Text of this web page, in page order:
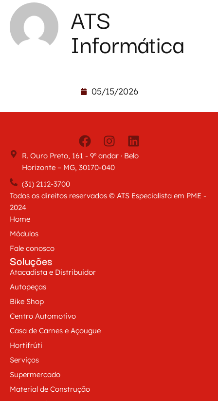
ATS
Informática
05/15/2026
R. Ouro Preto, 161 - 9º andar · Belo
Horizonte – MG, 30170-040
(31) 2112-3700
Todos os direitos reservados © ATS Especialista em PME -
2024
Home
Módulos
Fale conosco
Soluções
Atacadista e Distribuidor
Autopeças
Bike Shop
Centro Automotivo
Casa de Carnes e Açougue
Hortifrúti
Serviços
Supermercado
Material de Construção